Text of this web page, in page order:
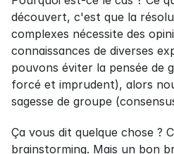
découvert, c'est que la
complexes nécessite des
connaissances de diverses
pouvons éviter la pensée de
forcé et imprudent), alors
sagesse de groupe
Ça vous dit quelque chose ?
brainstorming. Mais un bon